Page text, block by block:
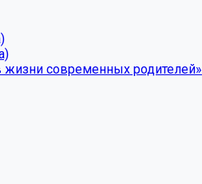
жизни современных родителей»